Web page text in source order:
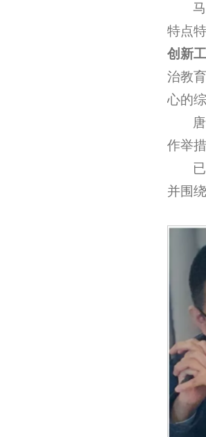
特点
创新
治教
心的
作举
并围